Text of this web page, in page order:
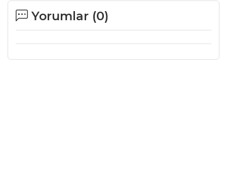
Yorumlar (0)